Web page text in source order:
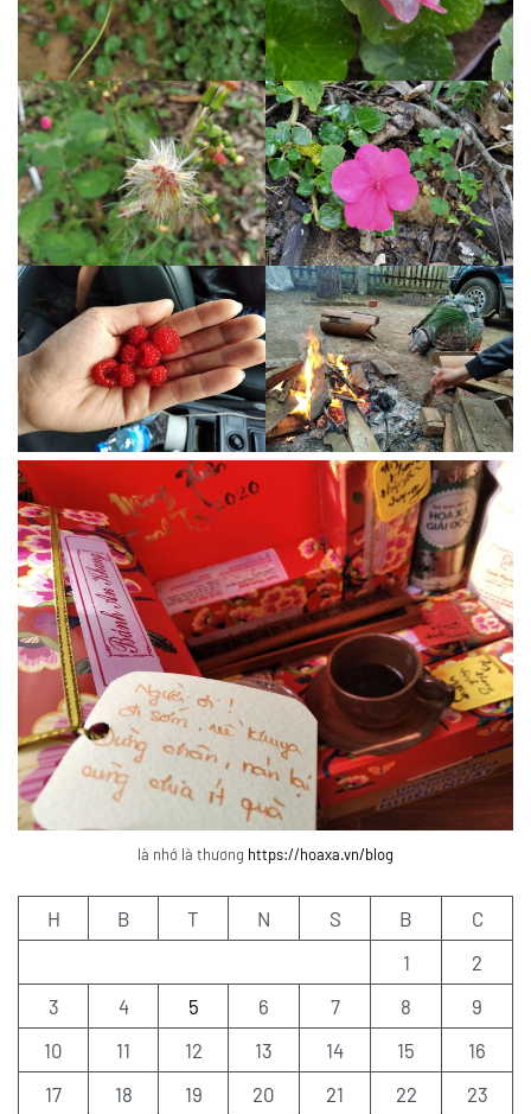
là nhớ là thương https://hoaxa.vn/blog
H B T N S B
C
1
2
3
4 5 6 7 8
9
10
11 12 13 14 15
16
17
18 19 20 21 22
23